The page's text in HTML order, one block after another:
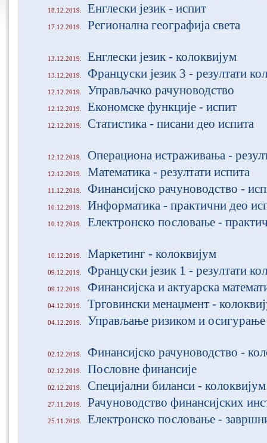
18.12.2019. Енглески језик - испит
17.12.2019. Регионална географија света
13.12.2019. Енглески језик - колоквијум
13.12.2019. Француски језик 3 - резултати
12.12.2019. Управљачко рачуноводство
12.12.2019. Економске функције - испит
12.12.2019. Статистика - писани део испита
12.12.2019. Операциона истраживања -
12.12.2019. Математика - резултати испита
11.12.2019. Финансијско рачуноводство -
10.12.2019. Информатика - практични део
10.12.2019. Електронско пословање -
10.12.2019. Маркетинг - колоквијум
09.12.2019. Француски језик 1 - резултати
09.12.2019. Финансијска и актуарска
04.12.2019. Трговински менаџмент -
04.12.2019. Управљање ризиком и осигурање
02.12.2019. Финансијско рачуноводство -
02.12.2019. Пословне финансије
02.12.2019. Специјални биланси - колоквијум
27.11.2019. Рачуноводство финансијских
25.11.2019. Електронско пословање -